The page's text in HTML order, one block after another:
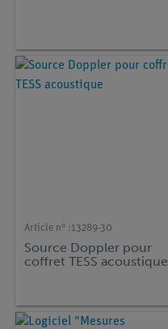
Article n° :13289-30
Source Doppler pour
coffret TESS acoustique